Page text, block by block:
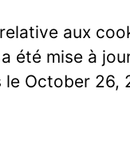
aux
été mise à
le October 26,